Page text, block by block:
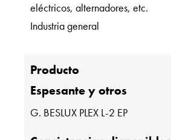
eléctricos, alternadores, etc.
Industria general
Producto
Espesante y otros
G. BESLUX PLEX L-2 EP